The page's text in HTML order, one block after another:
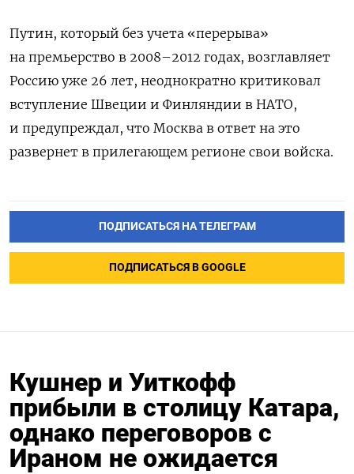
Путин, который без учета «перерыва»
на премьерство в 2008–2012 годах, возглавляет
Россию уже 26 лет, неоднократно критиковал
вступление Швеции и Финляндии в НАТО,
и предупреждал, что Москва в ответ на это
развернет в прилегающем регионе свои войска.
ПОДПИСАТЬСЯ НА ТЕЛЕГРАМ
ПОДПИСАТЬСЯ В GOOGLE
Кушнер и Уиткофф
прибыли в столицу Катара,
однако переговоров с
Ираном не ожидается